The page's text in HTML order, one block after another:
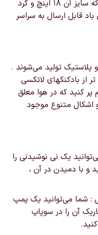
خرید و قیمت بادکنک فویلی بارسلونا که سایز آن 18 اینچ و گرد
قابل ارسال به سراسر
پلاستیک تولید می‌شوند .
از بادکنکهای لاتکسی
پر کنید که در هوا معلق
اشکال‌ متنوع موجود
یک نی نوشیدنی را
و با دمیدن در آن ،
: شما می‌توانید یک پمپ
آن را در سوپاپ